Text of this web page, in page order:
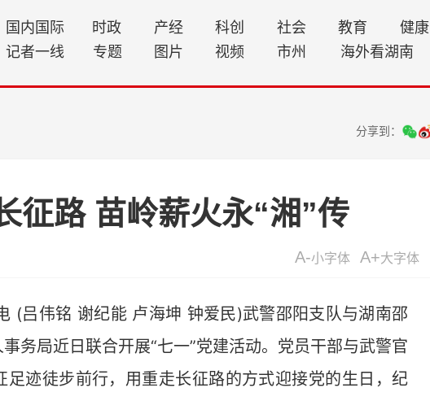
国内国际 时政 产经 科创 社会 教育 健康
记者一线
专题 图片 视频 市州 海外看湖南
分享到：
征路 苗岭薪火永“湘”传
A-小字体 A+大字体
伟铭 谢纪能 卢海坤 钟爱民)武警邵阳支队与湖南邵
务局近日联合开展“七一”党建活动。党员干部与武警官
足迹徒步前行，用重走长征路的方式迎接党的生日，纪